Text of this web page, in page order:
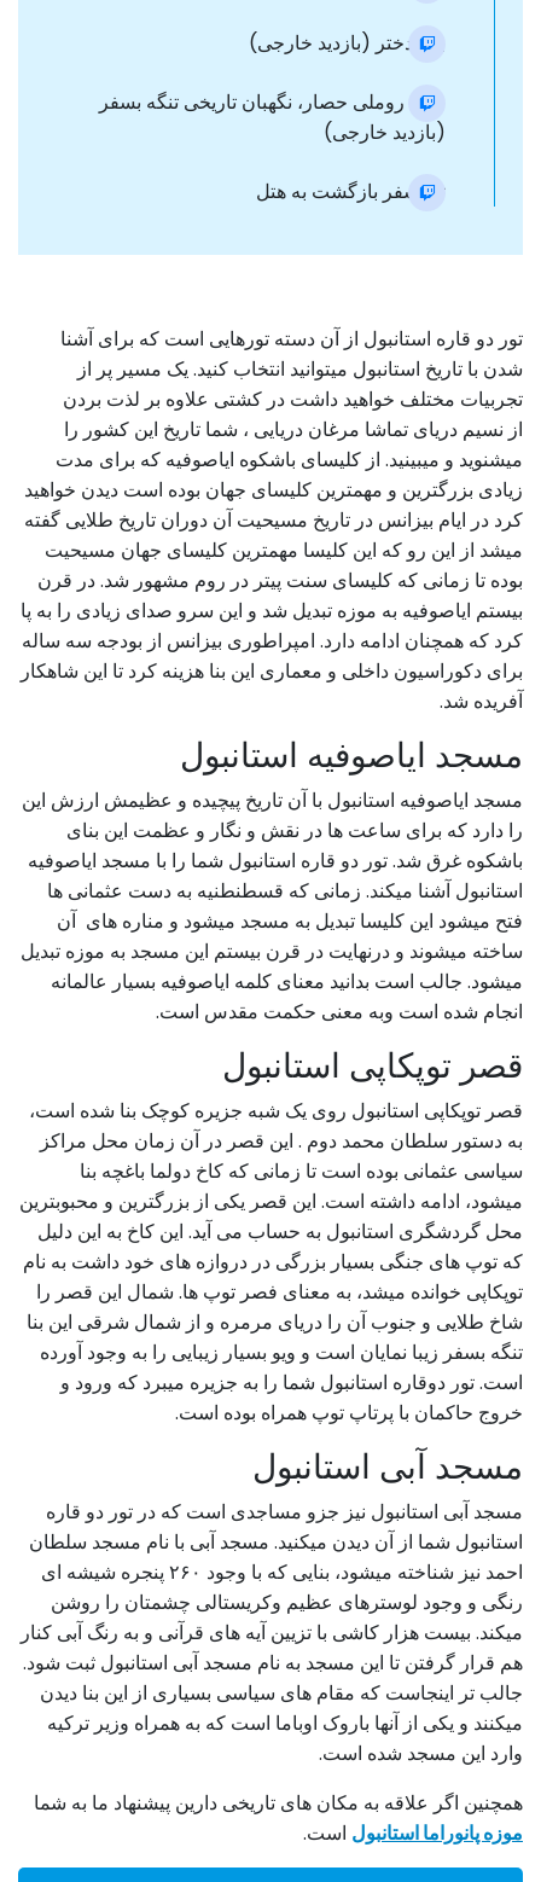
برج دختر (بازدید خارجی)
قلعه روملی حصار، نگهبان تاریخی تنگه بسفر
(بازدید خارجی)
ترانسفر بازگشت به هتل
تور دو قاره استانبول از آن دسته تورهایی است که برای آشنا
شدن با تاریخ استانبول میتوانید انتخاب کنید. یک مسیر پر از
تجربیات مختلف خواهید داشت در کشتی علاوه بر لذت بردن
از نسیم دریای تماشا مرغان دریایی ، شما تاریخ این کشور را
میشنوید و میبینید. از کلیسای باشکوه ایاصوفیه که برای مدت
زیادی بزرگترین و مهمترین کلیسای جهان بوده است دیدن خواهید
کرد در ایام بیزانس در تاریخ مسیحیت آن دوران تاریخ طلایی گفته
میشد از این رو که این کلیسا مهمترین کلیسای جهان مسیحیت
بوده تا زمانی که کلیسای سنت پیتر در روم مشهور شد. در قرن
بیستم ایاصوفیه به موزه تبدیل شد و این سرو صدای زیادی را به پا
کرد که همچنان ادامه دارد. امپراطوری بیزانس از بودجه سه ساله
برای دکوراسیون داخلی و معماری این بنا هزینه کرد تا این شاهکار
آفریده شد.
مسجد ایاصوفیه استانبول
مسجد ایاصوفیه استانبول با آن تاریخ پیچیده و عظیمش ارزش این
را دارد که برای ساعت ها در نقش و نگار و عظمت این بنای
باشکوه غرق شد. تور دو قاره استانبول شما را با مسجد ایاصوفیه
استانبول آشنا میکند. زمانی که قسطنطنیه به دست عثمانی ها
فتح میشود این کلیسا تبدیل به مسجد میشود و مناره های آن
ساخته میشوند و درنهایت در قرن بیستم این مسجد به موزه تبدیل
میشود. جالب است بدانید معنای کلمه ایاصوفیه بسیار عالمانه
انجام شده است وبه معنی حکمت مقدس است.
قصر توپکاپی استانبول
قصر توپکاپی استانبول روی یک شبه جزیره کوچک بنا شده است،
به دستور سلطان محمد دوم . این قصر در آن زمان محل مراکز
سیاسی عثمانی بوده است تا زمانی که کاخ دولما باغچه بنا
میشود، ادامه داشته است. این قصر یکی از بزرگترین و محبوبترین
محل گردشگری استانبول به حساب می آید. این کاخ به این دلیل
که توپ های جنگی بسیار بزرگی در دروازه های خود داشت به نام
توپکاپی خوانده میشد، به معنای فصر توپ ها. شمال این قصر را
شاخ طلایی و جنوب آن را دریای مرمره و از شمال شرقی این بنا
تنگه بسفر زیبا نمایان است و ویو بسیار زیبایی را به وجود آورده
است. تور دوقاره استانبول شما را به جزیره میبرد که ورود و
خروج حاکمان با پرتاپ توپ همراه بوده است.
مسجد آبی استانبول
مسجد آبی استانبول نیز جزو مساجدی است که در تور دو قاره
استانبول شما از آن دیدن میکنید. مسجد آبی با نام مسجد سلطان
احمد نیز شناخته میشود، بنایی که با وجود ۲۶۰ پنجره شیشه ای
رنگی و وجود لوسترهای عظیم وکریستالی چشمتان را روشن
میکند. بیست هزار کاشی با تزیین آیه های قرآنی و به رنگ آبی کنار
هم قرار گرفتن تا این مسجد به نام مسجد آبی استانبول ثبت شود.
جالب تر اینجاست که مقام های سیاسی بسیاری از این بنا دیدن
میکنند و یکی از آنها باروک اوباما است که به همراه وزیر ترکیه
وارد این مسجد شده است.
همچنین اگر علاقه به مکان های تاریخی دارین پیشنهاد ما به شما
موزه پانوراما استانبول است.